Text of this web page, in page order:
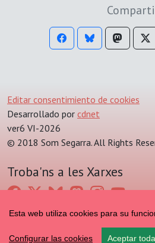
Esta web utiliza cookies para su
Configurar las cookies Aceptar
Editar consentimiento de cookies
Desarrollado por cdnet
ver6 VI-2026
© 2018 Som Segarra. All Rights
Troba'ns a les Xarxes